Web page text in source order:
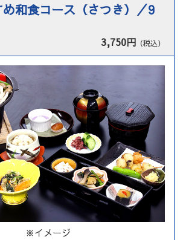
和食コース（さつき）／9
3,750円 （税込）
※イメージ